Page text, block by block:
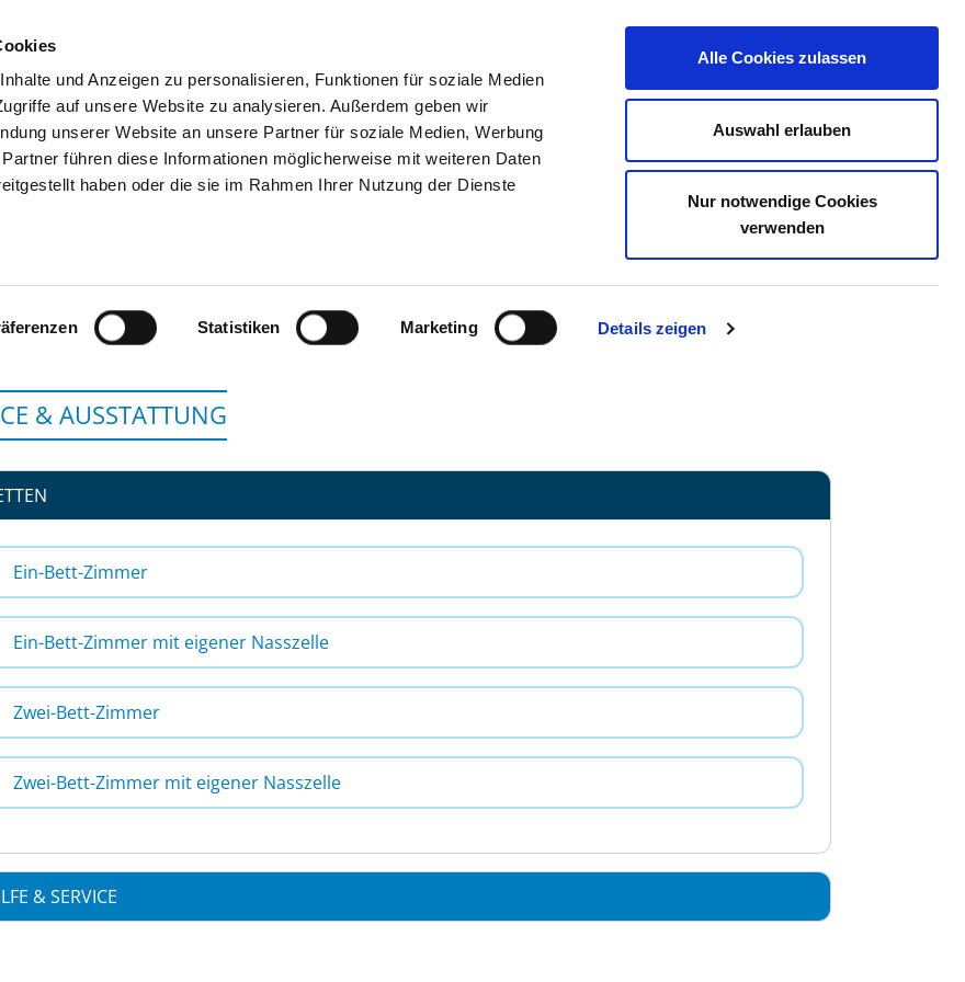
und Anzeigen zu personalisieren, Funktionen für soziale Medien
auf unsere Website zu analysieren. Außerdem geben wir
unserer Website an unsere Partner für soziale Medien, Werbung
führen diese Informationen möglicherweise mit weiteren Daten
haben oder die sie im Rahmen Ihrer Nutzung der Dienste
Statistiken Marketing Details zeigen
Alle Cookies zulassen
Auswahl erlauben
Nur notwendige Cookies
verwenden
SUCHEN TIPPS & HILFE DAS DKV STELLENBÖRSE KONTAKT IHRE MEINUNG
DIETRICH-BONHOEFFER-KLINIKUM STANDORT MALCHIN
& AUSSTATTUNG
Ein-Bett-Zimmer
Ein-Bett-Zimmer mit eigener Nasszelle
Zwei-Bett-Zimmer
Zwei-Bett-Zimmer mit eigener Nasszelle
& SERVICE